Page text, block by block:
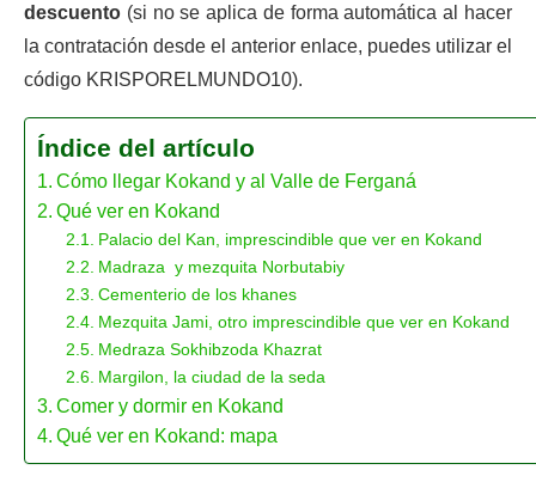
descuento (si no se aplica de forma automática al hacer
la contratación desde el anterior enlace, puedes utilizar el
código KRISPORELMUNDO10).
Índice del artículo
Cómo llegar Kokand y al Valle de Ferganá
Qué ver en Kokand
Palacio del Kan, imprescindible que ver en Kokand
Madraza y mezquita Norbutabiy
Cementerio de los khanes
Mezquita Jami, otro imprescindible que ver en Kokand
Medraza Sokhibzoda Khazrat
Margilon, la ciudad de la seda
Comer y dormir en Kokand
Qué ver en Kokand: mapa